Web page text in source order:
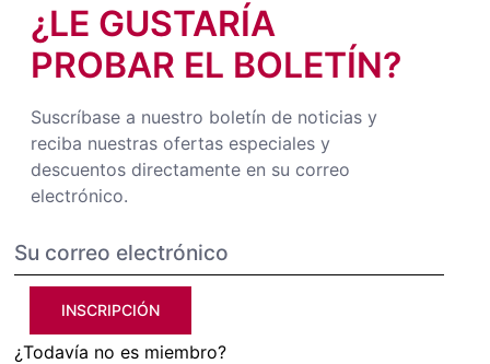
¿LE GUSTARÍA
PROBAR EL BOLETÍN?
Suscríbase a nuestro boletín de noticias y
reciba nuestras ofertas especiales y
descuentos directamente en su correo
electrónico.
INSCRIPCIÓN
¿Todavía no es miembro?